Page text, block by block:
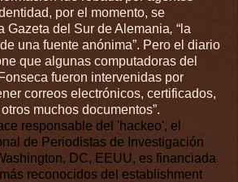
por el momento, se
Gazeta del Sur de Alemania, “l a
una fuente anónima”. Pero el diario
que algunas computadoras del
fueron intervenidas por
correos electrónicos, certificados,
muchos documentos”.
responsable del 'hackeo', el
de Periodistas de Investigación
DC, EEUU, es financiada
más reconocidos del establishment